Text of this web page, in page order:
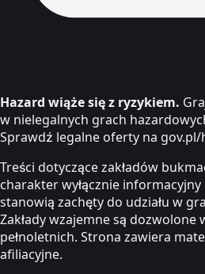
Hazard wiąże się z ryzykiem.
w nielegalnych grach
Sprawdź legalne oferty na gov.pl/
Treści dotyczące zakładów
charakter wyłącznie informacyjny
stanowią zachęty do udziału w
Zakłady wzajemne są dozwolone
pełnoletnich. Strona zawiera
afiliacyjne.